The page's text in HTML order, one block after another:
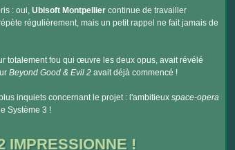
: oui, Ubisoft Montpelliercontinue de travailler
régulièrement, mais un petit rappel ne fait jamais de
totalement fou qui œuvre les deux opus, avait révélé
Beyond Good & Evil 2avait déjà commencé !
inquiets concernant le projet : l'ambitieux space-opera
Système 3 !
IMPRESSIONNE !